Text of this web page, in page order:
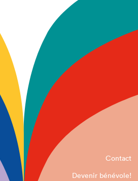
Contact
Devenir bénévole!